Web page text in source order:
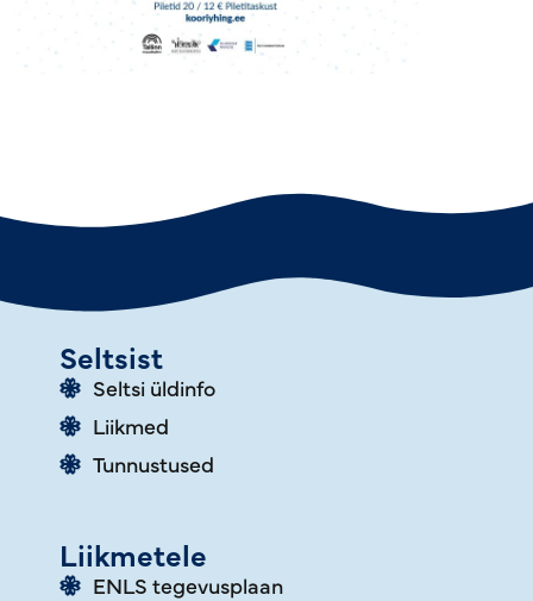
Seltsist
Seltsi üldinfo
Liikmed
Tunnustused
Liikmetele
ENLS tegevusplaan